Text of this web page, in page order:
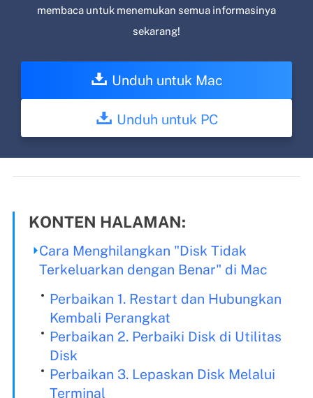
membaca untuk menemukan semua informasinya
sekarang!
Unduh untuk Mac
Unduh untuk PC
KONTEN HALAMAN:
Cara Menghilangkan "Disk Tidak
Terkeluarkan dengan Benar" di Mac
Perbaikan 1. Restart dan Hubungkan
Kembali Perangkat
Perbaikan 2. Perbaiki Disk di Utilitas
Disk
Perbaikan 3. Lepaskan Disk Melalui
Terminal